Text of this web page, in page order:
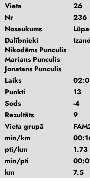
Vieta
26
Nr
236
Nosaukums
Dalībnieki
Nikodēms Punculis
Marians Punculis
Jonatans Punculis
Laiks
Punkti
13
Sods
-4
Rezultāts
9
Vieta grupā
min/km
pti/km
1.73
min/pti
km
7.5